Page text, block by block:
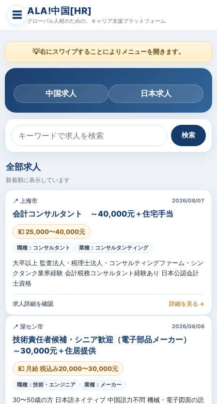
☰ ALA!中国[HR]
グローバル人材のための、キャリア支援プラットフォーム
💡右にスワイプすることによりメニューを開きます。
中国求人 日本求人
検索
全部求人
新着順に表示しています
📍 上海市 2026/08/07
会計コンサルタント ～40,000元＋住宅手当
💴 25,000〜40,000元
職種：コンサルタント 業種：コンサルタンティング
大卒以上 監査法人・税理士法人・コンサルティングファーム・シン
クタンク業界経験 会計税務コンサルタント経験あり 日本公認会計
士資格
求人詳細を確認 詳細を見る →
📍 深セン市 2026/08/06
技術責任者候補・シニア歓迎（電子部品メーカー）
～30,000元＋住居提供
💴 月給 税込み20,000〜30,000元
職種：技術・エンジニア 業種：メーカー
30〜50歳の方 日本語ネイティブ 中国語力不問 機械・電子図面の読